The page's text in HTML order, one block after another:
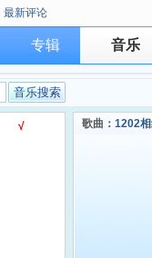
最新评论
专辑 音乐
歌曲： 1202
√